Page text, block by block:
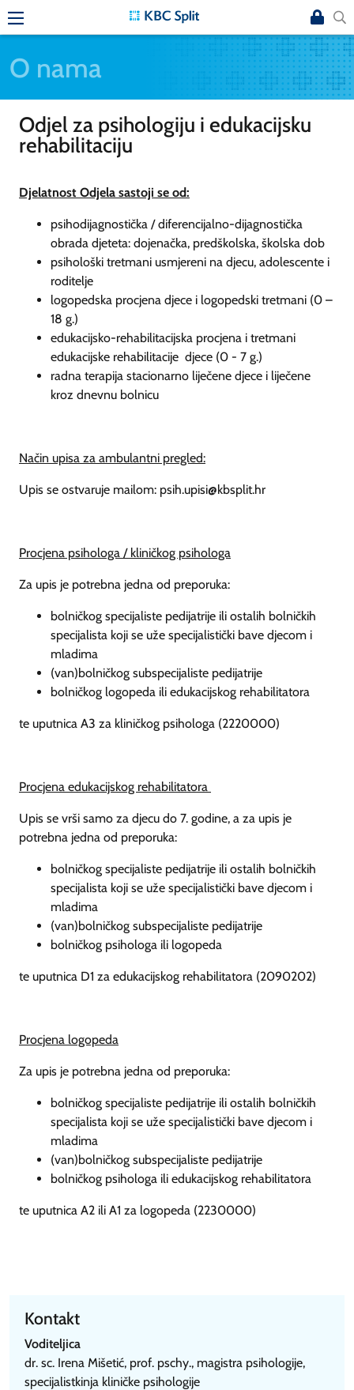
O nama
Odjel za psihologiju i edukacijsku
rehabilitaciju
Djelatnost Odjela sastoji se od:
psihodijagnostička / diferencijalno-dijagnostička
obrada djeteta: dojenačka, predškolska, školska dob
psihološki tretmani usmjereni na djecu, adolescente i
roditelje
logopedska procjena djece i logopedski tretmani (0 –
18 g.)
edukacijsko-rehabilitacijska procjena i tretmani
edukacijske rehabilitacije djece (0 - 7 g.)
radna terapija stacionarno liječene djece i liječene
kroz dnevnu bolnicu
Način upisa za ambulantni pregled:
Upis se ostvaruje mailom: psih.upisi@kbsplit.hr
Procjena psihologa / kliničkog psihologa
Za upis je potrebna jedna od preporuka:
bolničkog specijaliste pedijatrije ili ostalih bolničkih
specijalista koji se uže specijalistički bave djecom i
mladima
(van)bolničkog subspecijaliste pedijatrije
bolničkog logopeda ili edukacijskog rehabilitatora
te uputnica A3 za kliničkog psihologa (2220000)
Procjena edukacijskog rehabilitatora
Upis se vrši samo za djecu do 7. godine, a za upis je
potrebna jedna od preporuka:
bolničkog specijaliste pedijatrije ili ostalih bolničkih
specijalista koji se uže specijalistički bave djecom i
mladima
(van)bolničkog subspecijaliste pedijatrije
bolničkog psihologa ili logopeda
te uputnica D1 za edukacijskog rehabilitatora (2090202)
Procjena logopeda
Za upis je potrebna jedna od preporuka:
bolničkog specijaliste pedijatrije ili ostalih bolničkih
specijalista koji se uže specijalistički bave djecom i
mladima
(van)bolničkog subspecijaliste pedijatrije
bolničkog psihologa ili edukacijskog rehabilitatora
te uputnica A2 ili A1 za logopeda (2230000)
Kontakt
Voditeljica
dr. sc. Irena Mišetić, prof. pschy., magistra psihologije,
specijalistkinja kliničke psihologije